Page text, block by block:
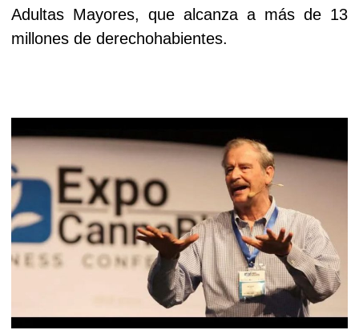
Adultas Mayores, que alcanza a más de 13
millones de derechohabientes.